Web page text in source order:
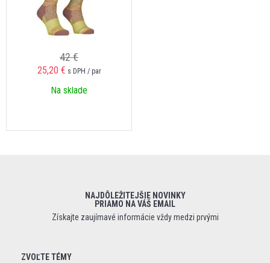
42 €
25,20 € s DPH / par
Na sklade
NAJDÔLEŽITEJŠIE NOVINKY
PRIAMO NA VÁŠ EMAIL
Získajte zaujímavé informácie vždy medzi prvými
ZVOĽTE TÉMY